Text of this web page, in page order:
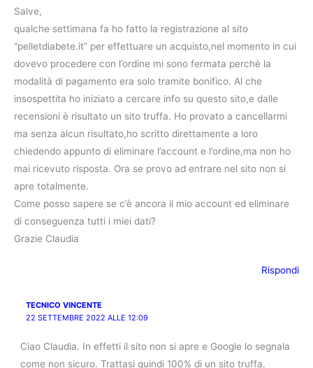
Salve,
qualche settimana fa ho fatto la registrazione al sito
“pelletdiabete.it” per effettuare un acquisto,nel momento in cui
dovevo procedere con l’ordine mi sono fermata perchè la
modalità di pagamento era solo tramite bonifico. Al che
insospettita ho iniziato a cercare info su questo sito,e dalle
recensioni è risultato un sito truffa. Ho provato a cancellarmi
ma senza alcun risultato,ho scritto direttamente a loro
chiedendo appunto di eliminare l’account e l’ordine,ma non ho
mai ricevuto risposta. Ora se provo ad entrare nel sito non si
apre totalmente.
Come posso sapere se c’è ancora il mio account ed eliminare
di conseguenza tutti i miei dati?
Grazie Claudia
Rispondi
TECNICO VINCENTE
22 SETTEMBRE 2022 ALLE 12:09
Ciao Claudia. In effetti il sito non si apre e Google lo segnala
come non sicuro. Trattasi quindi 100% di un sito truffa.